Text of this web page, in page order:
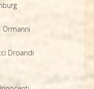
Ormanni
Droandi